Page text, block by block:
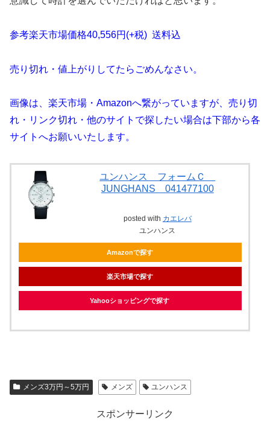
参考楽天市場価格40,556円(+税) 送料込
売り切れ・値上がりしてたらごめんなさい。
画像は、楽天市場・Amazonへ繋がっていますが、売り切
れ・リンク切れ・他のサイトで探したい場合は下部から各
サイトへお願いいたします。
ユンハンス フォームＣ
JUNGHANS 041477100
posted with カエレバ
ユンハンス
Amazonで探す
楽天市場で探す
Yahooショッピングで探す
メンズ3万円～5万円 メンズ ユンハンス
スポンサーリンク